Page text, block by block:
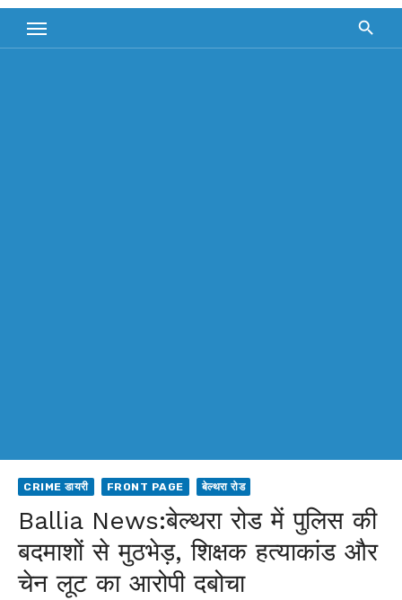
CRIME डायरी FRONT PAGE बेल्थरा रोड
Ballia News:बेल्थरा रोड में पुलिस की
बदमाशों से मुठभेड़, शिक्षक हत्याकांड और
चेन लूट का आरोपी दबोचा